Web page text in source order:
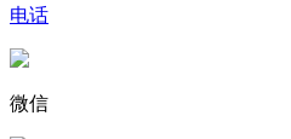
电话
微信